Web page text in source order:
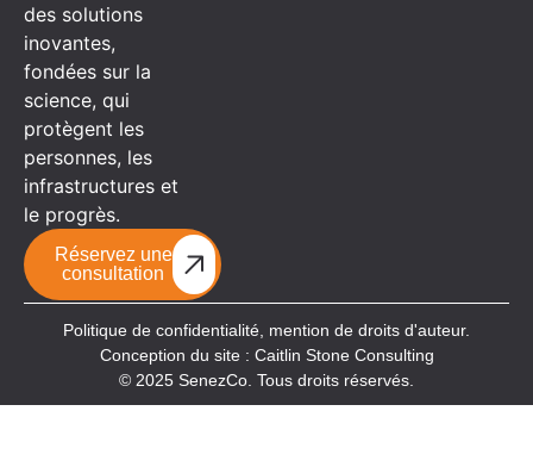
des solutions
inovantes,
fondées sur la
science, qui
protègent les
personnes, les
infrastructures et
le progrès.
Réservez une
consultation
© 2025 SenezCo. Tous droits réservés.
Politique de confidentialité, mention de droits d'auteur.
Conception du site : Caitlin Stone Consulting